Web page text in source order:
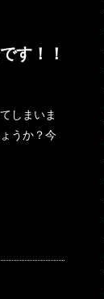
す！！
しまいま
うか？今
なりまし
は９：０